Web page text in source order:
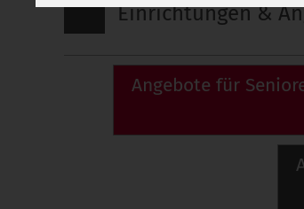
Einrichtungen &
Angebote für